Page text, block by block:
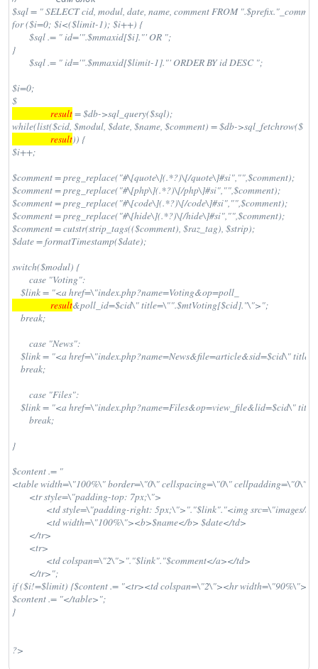
$sql = " SELECT cid, modul, date, name, comment FROM
for ($i=0; $i<($limit-1); $i++) {
}
$i=0;
$
                  result
= $db->sql_query($sql);
while(list($cid, $modul, $date, $name, $comment) = $db->sql_fetchrow($
                  result
)) {
$i++;
$comment = preg_replace("#\[quote\](.*?)\[/quote\]#si","",$comment);
$comment = preg_replace("#\[php\](.*?)\[/php\]#si","",$comment);
$comment = preg_replace("#\[code\](.*?)\[/code\]#si","",$comment);
$comment = preg_replace("#\[hide\](.*?)\[/hide\]#si","",$comment);
$comment = cutstr(strip_tags(($comment), $raz_tag), $strip);
$date = formatTimestamp($date);
switch($modul) {
    $link = "<a href=\"index.php?name=Voting&op=poll_
                  result
&poll_id=$cid\" title=\"".$mtVoting[$cid]."\">";
    break;
$link = "<a href=\"index.php?name=News&file=article&sid=$cid\"
    break;
$link = "<a href=\"index.php?name=Files&op=view_file&lid=$cid\"
}
$content .= "
<table width=\"100%\" border=\"0\" cellspacing=\"0\" cellpadding=\"0\">
if ($i!=$limit) {$content .= "<tr><td colspan=\"2\"><hr
$content .= "</table>";
}
?>